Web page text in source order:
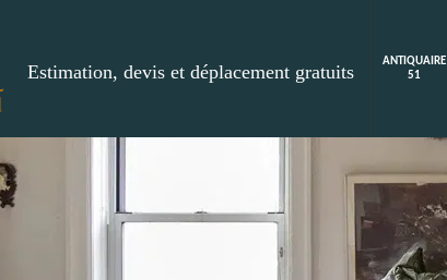
Estimation, devis et déplacement gratuits
ANTIQUAIRE
51